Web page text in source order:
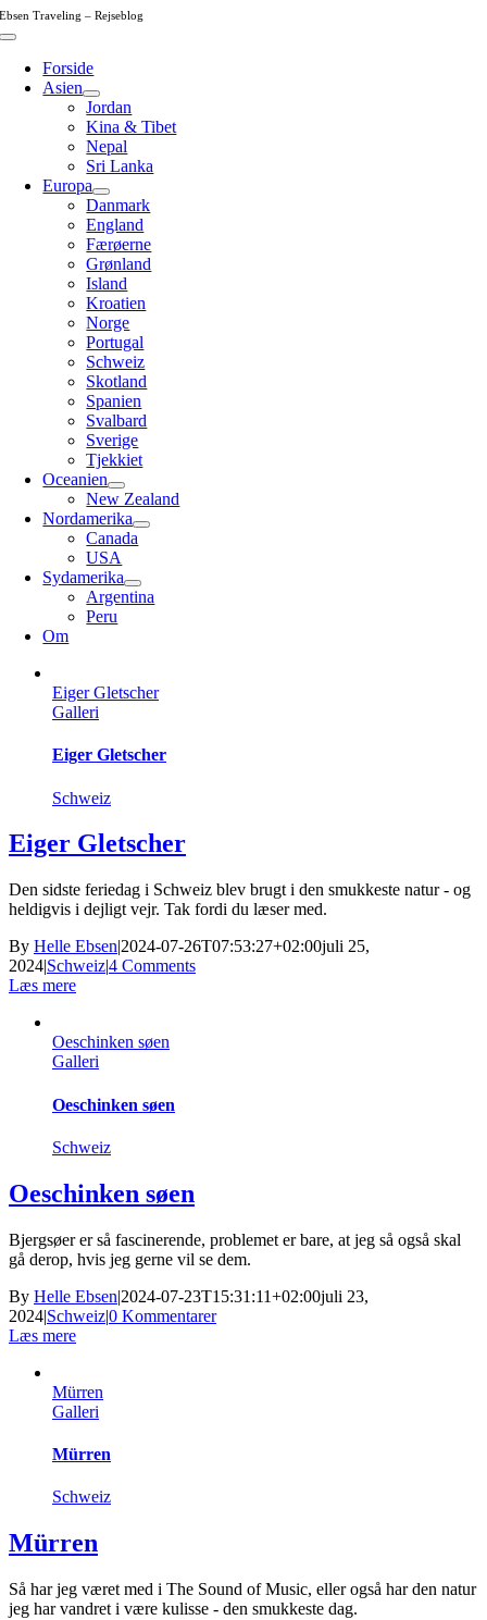
Skip
to
Ebsen Traveling – Rejseblog
Toggle
NavigationForside
Asien
Jordan
Kina & Tibet
Nepal
Sri Lanka
Europa
Danmark
England
Færøerne
Grønland
Island
Kroatien
Norge
Portugal
Schweiz
Skotland
Spanien
Svalbard
Sverige
Tjekkiet
Oceanien
New Zealand
Nordamerika
Canada
USA
Sydamerika
Argentina
Peru
Om
Eiger Gletscher
Galleri
Eiger Gletscher
Schweiz
Eiger Gletscher
Den sidste feriedag i Schweiz blev brugt i den smukkeste natur - og
heldigvis i dejligt vejr. Tak fordi du læser med.
By Helle Ebsen|2024-07-26T07:53:27+02:00juli 25,
2024|Schweiz|4 Comments
Læs mere
Oeschinken søen
Galleri
Oeschinken søen
Schweiz
Oeschinken søen
Bjergsøer er så fascinerende, problemet er bare, at jeg så også skal
gå derop, hvis jeg gerne vil se dem.
By Helle Ebsen|2024-07-23T15:31:11+02:00juli 23,
2024|Schweiz|0 Kommentarer
Læs mere
Mürren
Galleri
Mürren
Schweiz
Mürren
Så har jeg været med i The Sound of Music, eller også har den natur
jeg har vandret i være kulisse - den smukkeste dag.